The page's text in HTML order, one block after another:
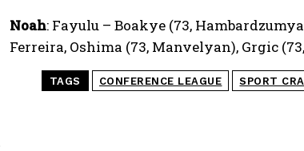
Noah: Fayulu – Boakye (73,
Ferreira, Oshima (73, Manvelyan), Grgic
TAGS CONFERENCE LEAGUE SPORT